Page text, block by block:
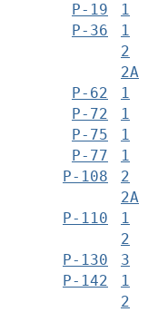
Р-19
1
Р-36
1
2
2А
Р-62
1
Р-72
1
Р-75
1
Р-77
1
Р-108
2
2А
Р-110
1
2
Р-130
3
Р-142
1
2